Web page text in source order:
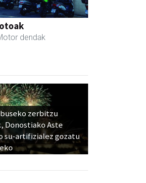
dendak
zerbitzu
Donostiako Aste
su-artifizialez gozatu